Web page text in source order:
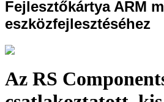
Fejlesztőkártya ARM
eszközfejlesztéséhez
Az RS